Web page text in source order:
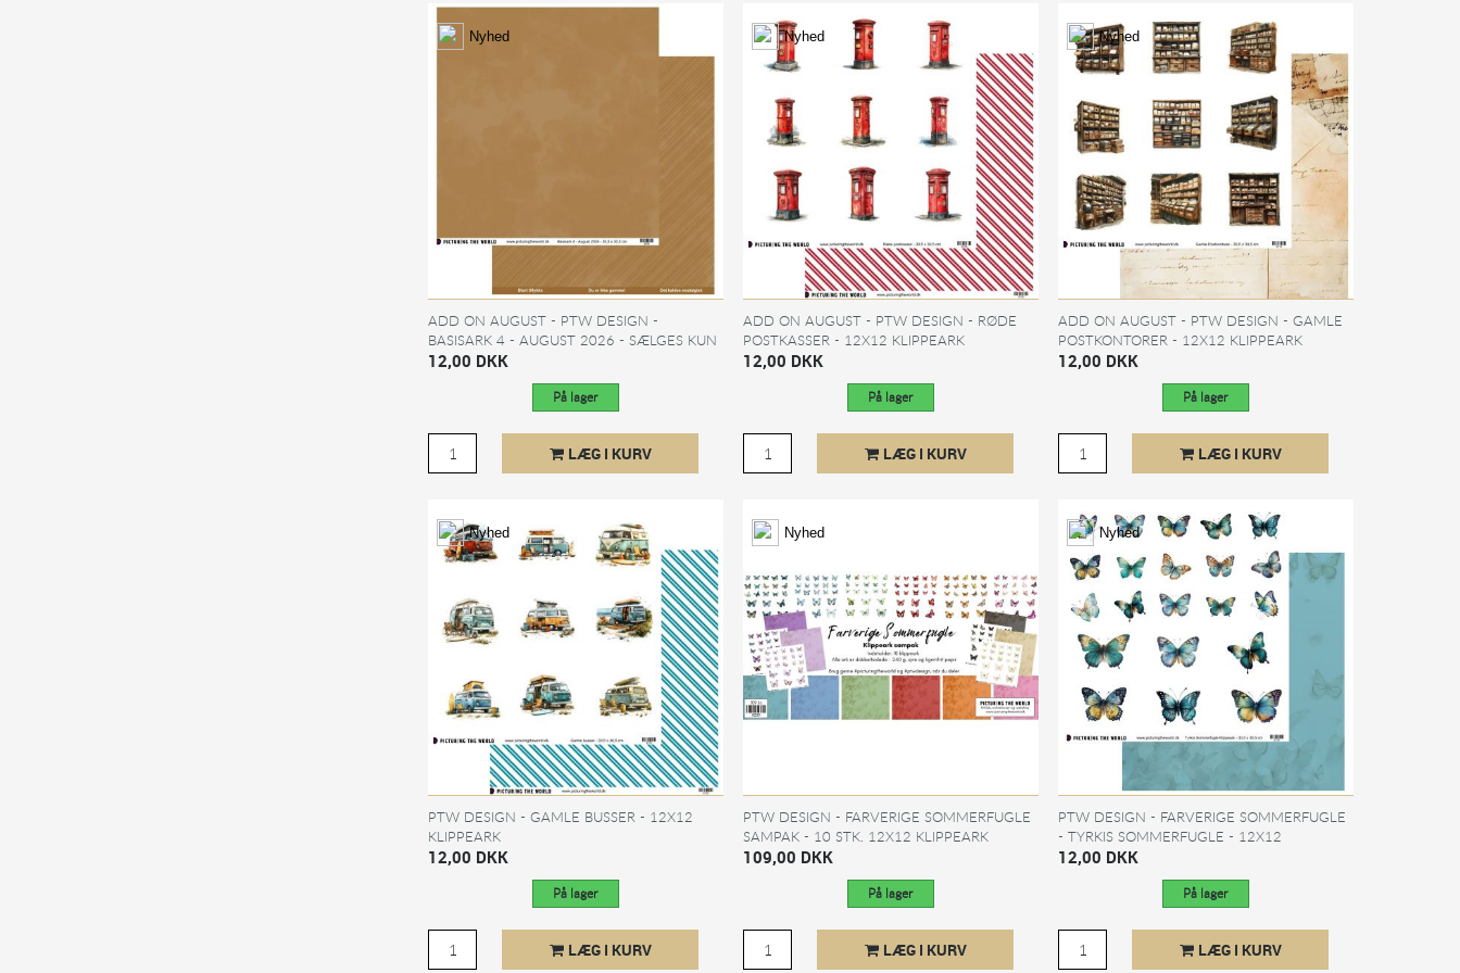
Nyhed
ADD ON AUGUST - PTW DESIGN -
BASISARK 4 - AUGUST 2026 - SÆLGES KUN
TIL KITKLUBMEDLEMMER
12,00 DKK
På lager
LÆG I KURV
Nyhed
ADD ON AUGUST - PTW DESIGN - RØDE
POSTKASSER - 12X12 KLIPPEARK
12,00 DKK
På lager
LÆG I KURV
Nyhed
ADD ON AUGUST - PTW DESIGN - GAMLE
POSTKONTORER - 12X12 KLIPPEARK
12,00 DKK
På lager
LÆG I KURV
Nyhed
PTW DESIGN - GAMLE BUSSER - 12X12
KLIPPEARK
12,00 DKK
På lager
LÆG I KURV
Nyhed
PTW DESIGN - FARVERIGE SOMMERFUGLE
SAMPAK - 10 STK. 12X12 KLIPPEARK
109,00 DKK
På lager
LÆG I KURV
Nyhed
PTW DESIGN - FARVERIGE SOMMERFUGLE
- TYRKIS SOMMERFUGLE - 12X12
KLIPPEARK
12,00 DKK
På lager
LÆG I KURV